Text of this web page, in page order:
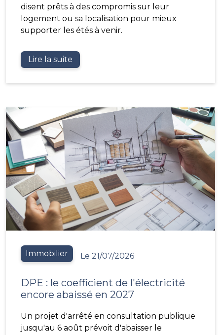
disent prêts à des compromis sur leur
logement ou sa localisation pour mieux
supporter les étés à venir.
Lire la suite
Immobilier Le 21/07/2026
DPE : le coefficient de l'électricité
encore abaissé en 2027
Un projet d'arrêté en consultation publique
jusqu'au 6 août prévoit d'abaisser le